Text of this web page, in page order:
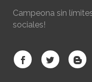
Campeona sin
sociales!